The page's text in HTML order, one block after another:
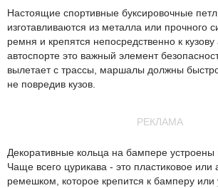
Настоящие спортивные буксировочные
изготавливаются из металла или прочного
ремня и крепятся непосредственно к
автоспорте это важный элемент
вылетает с трассы, маршалы должны быстро
не повредив кузов.
РЕКЛАМА
Декоративные кольца на бампере
Чаще всего цурикава - это пластиковое или
ремешком, которое крепится к бамперу или